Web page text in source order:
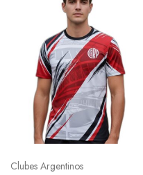
Clubes Argentinos